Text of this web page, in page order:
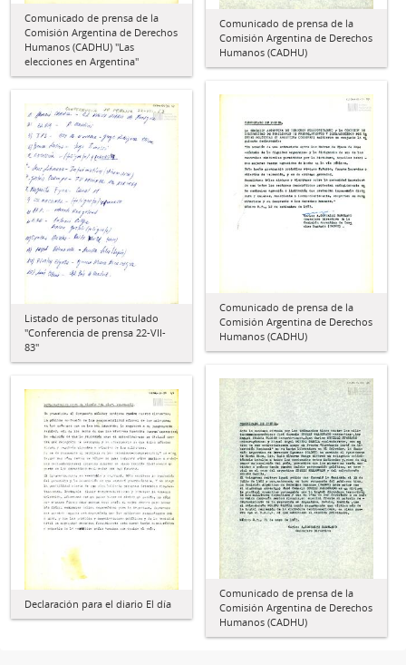
Comunicado de prensa de la
Comisión Argentina de Derechos
Humanos (CADHU) "Las
elecciones en Argentina"
Comunicado de prensa de la
Comisión Argentina de Derechos
Humanos (CADHU)
Comunicado de prensa de la
Comisión Argentina de Derechos
Humanos (CADHU)
Listado de personas titulado
"Conferencia de prensa 22-VII-
83"
Comunicado de prensa de la
Comisión Argentina de Derechos
Humanos (CADHU)
Declaración para el diario El día